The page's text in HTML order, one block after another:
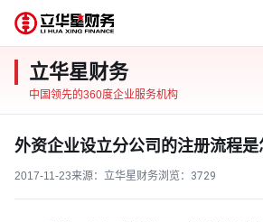
立华星财务
中国领先的360度企业服务机构
外资企业设立分公司的注册流程是
2017-11-23来源：立华星财务浏览： 3729